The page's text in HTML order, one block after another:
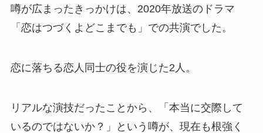
噂が広まったきっかけは、2020年放送のドラマ
「恋はつづくよどこまでも」での共演でした。
恋に落ちる恋人同士の役を演じた2人。
リアルな演技だったことから、「本当に交際して
いるのではないか？」という噂が、現在も根強く